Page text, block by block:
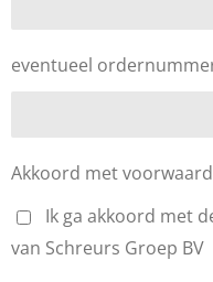
eventueel
Akkoord met
Ik ga akkoord met
van Schreurs Groep BV